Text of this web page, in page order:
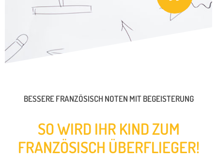
BESSERE FRANZÖSISCH NOTEN MIT BEGEISTERUNG
SO WIRD IHR KIND ZUM
FRANZÖSISCH ÜBERFLIEGER!